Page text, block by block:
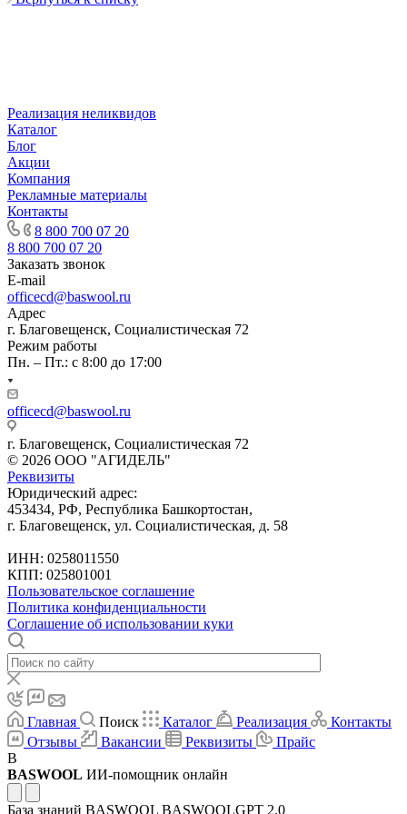
Реализация неликвидов
Каталог
Блог
Акции
Компания
Рекламные материалы
Контакты
8 800 700 07 20
8 800 700 07 20
Заказать звонок
E-mail
officecd@baswool.ru
Адрес
г. Благовещенск, Социалистическая 72
Режим работы
Пн. – Пт.: с 8:00 до 17:00
officecd@baswool.ru
г. Благовещенск, Социалистическая 72
© 2026 ООО "АГИДЕЛЬ"
Реквизиты
Юридический адрес:
453434, РФ, Республика Башкортостан,
г. Благовещенск, ул. Социалистическая, д. 58
ИНН: 0258011550
КПП: 025801001
Пользовательское соглашение
Политика конфиденциальности
Соглашение об использовании куки
Главная Поиск Каталог Реализация
Контакты
Отзывы
Вакансии Реквизиты
Прайс
B
BASWOOL ИИ-помощник онлайн
База знаний BASWOOL BASWOOLGPT 2.0